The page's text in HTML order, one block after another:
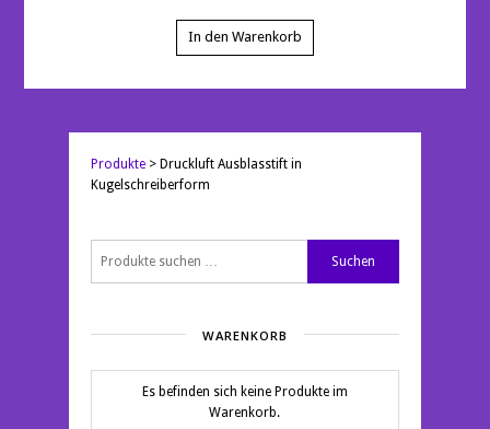
In den Warenkorb
Produkte> Druckluft Ausblasstift in
Kugelschreiberform
nach:
Suchen
WARENKORB
Es befinden sich keine Produkte im
Warenkorb.